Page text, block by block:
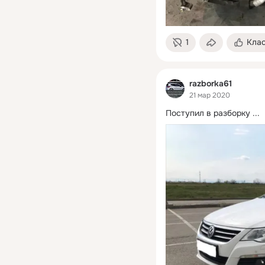
1
razborka61
21 мар 2020
Поступил в разборку ...